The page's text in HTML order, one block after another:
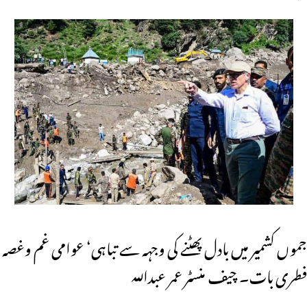
جموں کشمیر میں بادل پھٹنے کی وجہہ سے تباہی‘ عوامی غم وغصہ
فطری بات۔ چیف منسٹر عمر عبداللہ